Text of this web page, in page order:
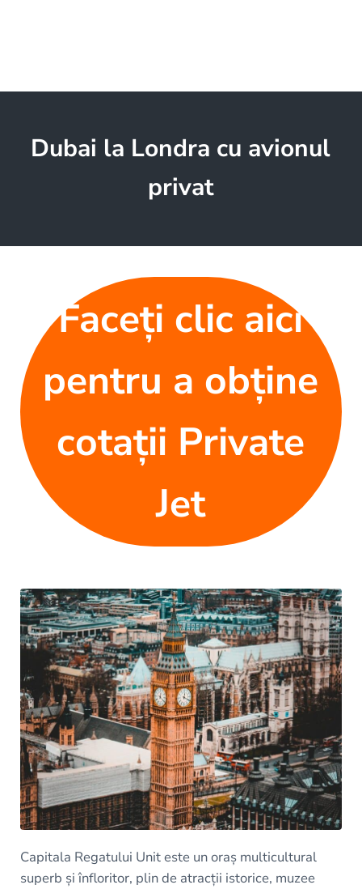
Dubai la Londra cu avionul
privat
Faceți clic aici
pentru a obține
cotații Private
Jet
Capitala Regatului Unit este un oraș multicultural
superb și înfloritor, plin de atracții istorice, muzee